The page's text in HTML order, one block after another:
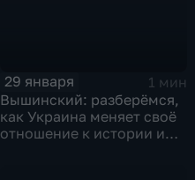
29 января
1 мин
Вышинский: разберёмся,
как Украина меняет своё
отношение к истории и